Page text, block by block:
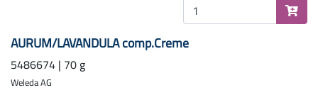
AURUM/LAVANDULA comp.Creme
5486674 | 70 g
Weleda AG